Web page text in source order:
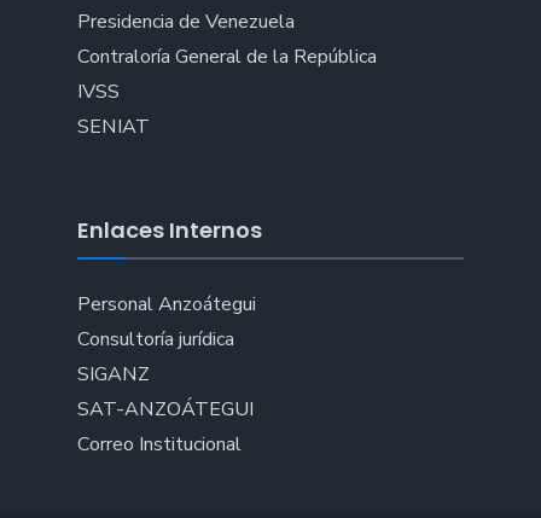
Presidencia de Venezuela
Contraloría General de la República
IVSS
SENIAT
Enlaces Internos
Personal Anzoátegui
Consultoría jurídica
SIGANZ
SAT-ANZOÁTEGUI
Correo Institucional